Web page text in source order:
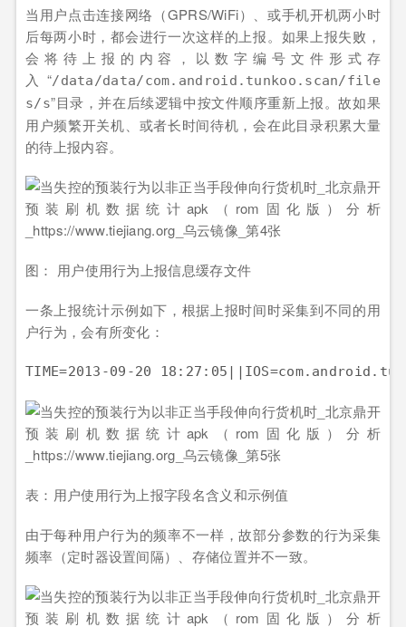
当用户点击连接网络（GPRS/WiFi）、或手机开机两小时
后每两小时，都会进行一次这样的上报。如果上报失败，
会将待上报的内容，以数字编号文件形式存
入“/data/data/com.android.tunkoo.scan/file
s/s”目录，并在后续逻辑中按文件顺序重新上报。故如果
用户频繁开关机、或者长时间待机，会在此目录积累大量
的待上报内容。
图： 用户使用行为上报信息缓存文件
一条上报统计示例如下，根据上报时间时采集到不同的用
户行为，会有所变化：
表：用户使用行为上报字段名含义和示例值
由于每种用户行为的频率不一样，故部分参数的行为采集
频率（定时器设置间隔）、存储位置并不一致。